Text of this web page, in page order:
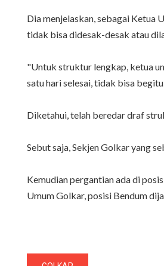
Dia menjelaskan, sebagai Ketua
tidak bisa didesak-desak atau
"Untuk struktur lengkap, ketua
satu hari selesai, tidak bisa
Diketahui, telah beredar draf
Sebut saja, Sekjen Golkar yang
Kemudian pergantian ada di
Umum Golkar, posisi Bendum